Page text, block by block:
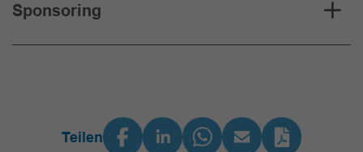
Sponsoring
Teilen